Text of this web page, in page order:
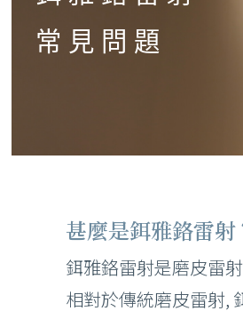
常見問題
甚麼是鉺雅鉻雷射
鉺雅鉻雷射是磨皮雷
相對於傳統磨皮雷射,